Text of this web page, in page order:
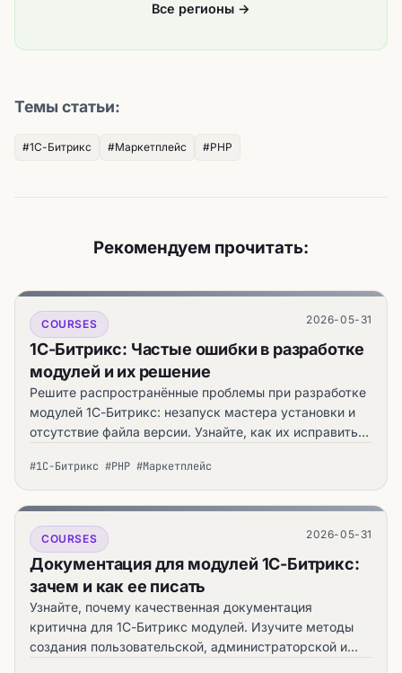
Все регионы →
Темы статьи:
#1С-Битрикс #Маркетплейс #PHP
Рекомендуем прочитать:
COURSES 2026-05-31
1С-Битрикс: Частые ошибки в разработке
модулей и их решение
Решите распространённые проблемы при разработке
модулей 1С-Битрикс: незапуск мастера установки и
отсутствие файла версии. Узнайте, как их исправить
#1С-Битрикс #PHP #Маркетплейс
COURSES 2026-05-31
Документация для модулей 1С-Битрикс:
зачем и как ее писать
Узнайте, почему качественная документация
критична для 1С-Битрикс модулей. Изучите методы
создания пользовательской, администраторской и